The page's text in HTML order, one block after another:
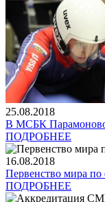
25.08.2018
В МСБК Парамоново
ПОДРОБНЕЕ
16.08.2018
Первенство мира
ПОДРОБНЕЕ